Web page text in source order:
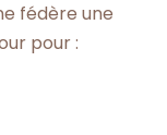
fédère une
pour :